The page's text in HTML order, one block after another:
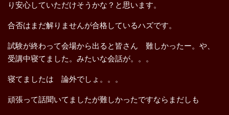
り安心していただけそうかな？と思います。
合否はまだ解りませんが合格しているハズです。
試験が終わって会場から出ると皆さん 難しかったー。や、
受講中寝てました。みたいな会話が。。。
寝てましたは 論外でしょ。。。
頑張って話聞いてましたが難しかったですならまだしも